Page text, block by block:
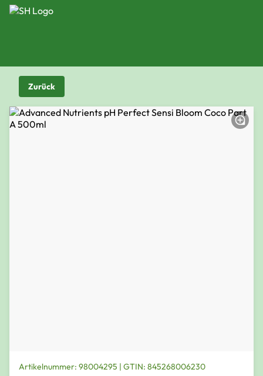
Zurück
Artikelnummer: 98004295 | GTIN: 845268006230